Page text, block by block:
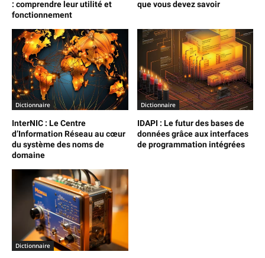
: comprendre leur utilité et
fonctionnement
que vous devez savoir
Dictionnaire
InterNIC : Le Centre
d’Information Réseau au cœur
du système des noms de
domaine
Dictionnaire
IDAPI : Le futur des bases de
données grâce aux interfaces
de programmation intégrées
Dictionnaire